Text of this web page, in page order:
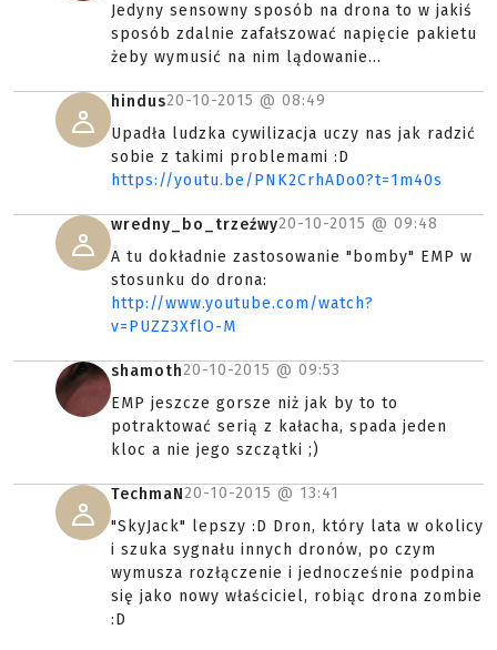
Jedyny sensowny sposób na drona to w jakiś
sposób zdalnie zafałszować napięcie pakietu
żeby wymusić na nim lądowanie...
hindus20-10-2015 @ 08:49
Upadła ludzka cywilizacja uczy nas jak radzić
sobie z takimi problemami :D
https://youtu.be/PNK2CrhADo0?t=1m40s
wredny_bo_trzeźwy20-10-2015 @ 09:48
A tu dokładnie zastosowanie "bomby" EMP w
stosunku do drona:
http://www.youtube.com/watch?
v=PUZZ3XflO-M
shamoth20-10-2015 @ 09:53
EMP jeszcze gorsze niż jak by to to
potraktować serią z kałacha, spada jeden
kloc a nie jego szczątki ;)
TechmaN20-10-2015 @ 13:41
"SkyJack" lepszy :D Dron, który lata w okolicy
i szuka sygnału innych dronów, po czym
wymusza rozłączenie i jednocześnie podpina
się jako nowy właściciel, robiąc drona zombie
:D